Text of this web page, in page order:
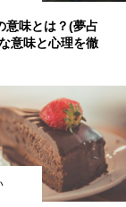
意味とは？(夢占
意味と心理を徹